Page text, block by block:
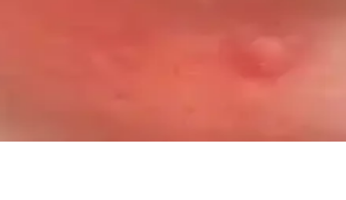
ve diğer Hera ürünleriyle uyumu ile dikkat çeker.
ve estetik bir görünüm sağlanır.